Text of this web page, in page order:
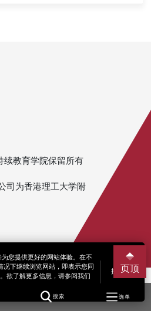
您提供更好的网站体验。在不
况下继续浏览网站，即表示您同
欲了解更多信息，请参阅我们
接受
搜索 选单
续教育学院保留所有
司为香港理工大学附
页顶